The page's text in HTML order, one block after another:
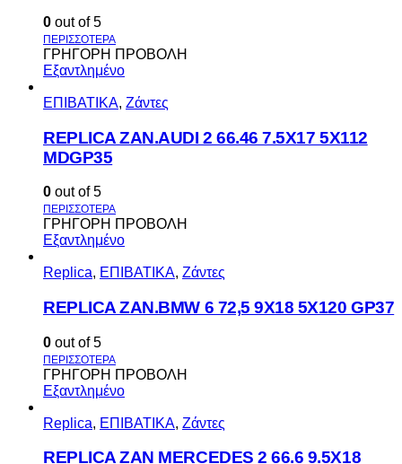
0 out of 5
ΓΡΗΓΟΡΗ ΠΡΟΒΟΛΗ
Εξαντλημένο
ΕΠΙΒΑΤΙΚΑ, Ζάντες
REPLICA ZAN.AUDI 2 66.46 7.5X17 5X112
MDGP35
0 out of 5
ΓΡΗΓΟΡΗ ΠΡΟΒΟΛΗ
Εξαντλημένο
Replica, ΕΠΙΒΑΤΙΚΑ, Ζάντες
REPLICA ZAN.BMW 6 72,5 9X18 5X120 GP37
0 out of 5
ΓΡΗΓΟΡΗ ΠΡΟΒΟΛΗ
Εξαντλημένο
Replica, ΕΠΙΒΑΤΙΚΑ, Ζάντες
REPLICA ZAN MERCEDES 2 66.6 9.5X18